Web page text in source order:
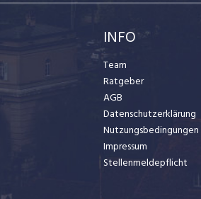
INFO
Team
Ratgeber
AGB
Datenschutzerklärung
Nutzungsbedingungen
Impressum
Stellenmeldepflicht